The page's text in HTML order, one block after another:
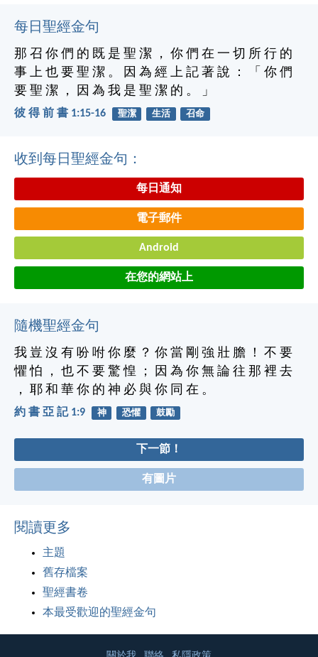
每日聖經金句
那 召 你 們 的 既 是 聖 潔 ， 你 們 在 一 切 所 行 的
事 上 也 要 聖 潔 。 因 為 經 上 記 著 說 ： 「 你 們
要 聖 潔 ， 因 為 我 是 聖 潔 的 。 」
彼 得 前 書 1:15-16 聖潔 生活 召命
收到每日聖經金句：
每日通知
電子郵件
Android
在您的網站上
隨機聖經金句
我 豈 沒 有 吩 咐 你 麼 ？ 你 當 剛 強 壯 膽 ！ 不 要
懼 怕 ， 也 不 要 驚 惶 ； 因 為 你 無 論 往 那 裡 去
， 耶 和 華 你 的 神 必 與 你 同 在 。
約 書 亞 記 1:9 神 恐懼 鼓勵
下一節！
有圖片
閱讀更多
主題
舊存檔案
聖經書卷
本最受歡迎的聖經金句